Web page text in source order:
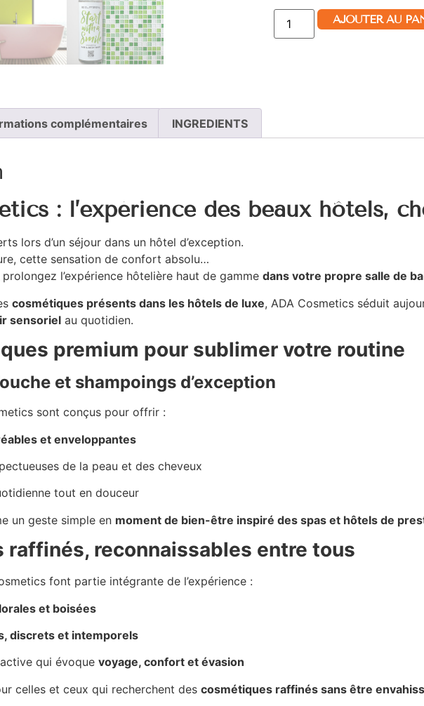
AJOUTER AU
complémentaires INGREDIENTS
: l’expérience des beaux hôtels,
lors d’un séjour dans un hôtel d’exception.
cette sensation de confort absolu…
prolongez l’expérience hôtelière haut de gamme dans votre propre salle de
cosmétiques présents dans les hôtels de luxe, ADA Cosmetics séduit
sensoriel au quotidien.
premium pour sublimer votre routine
et shampoings d’exception
sont conçus pour offrir :
et enveloppantes
de la peau et des cheveux
tout en douceur
un geste simple en moment de bien-être inspiré des spas et hôtels de
raffinés, reconnaissables entre tous
font partie intégrante de l’expérience :
et boisées
discrets et intemporels
qui évoque voyage, confort et évasion
celles et ceux qui recherchent des cosmétiques raffinés sans être